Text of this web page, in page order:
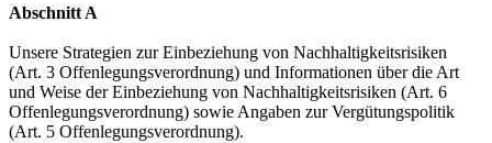
Abschnitt A
Unsere Strategien zur Einbeziehung von Nachhaltigkeitsrisiken
(Art. 3 Offenlegungsverordnung) und Informationen über die Art
und Weise der Einbeziehung von Nachhaltigkeitsrisiken (Art. 6
Offenlegungsverordnung) sowie Angaben zur Vergütungspolitik
(Art. 5 Offenlegungsverordnung).